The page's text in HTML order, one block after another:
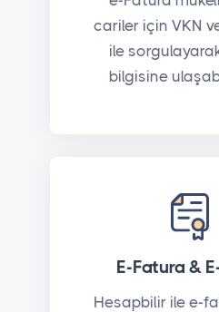
cariler için VKN
ile
bilgisine
E-Fatura &
Hesapbilir ile e-